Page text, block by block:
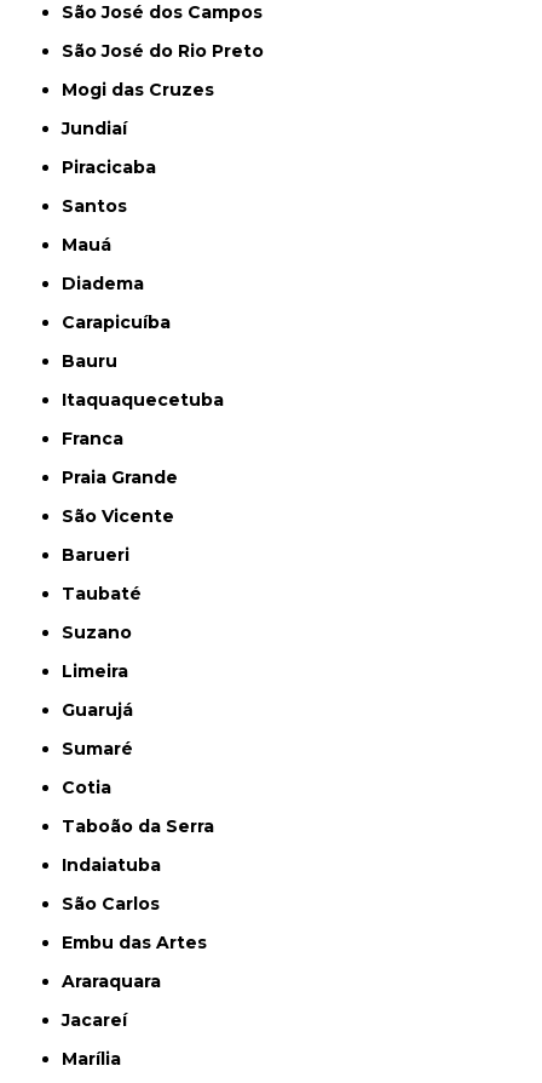
São José dos Campos
São José do Rio Preto
Mogi das Cruzes
Jundiaí
Piracicaba
Santos
Mauá
Diadema
Carapicuíba
Bauru
Itaquaquecetuba
Franca
Praia Grande
São Vicente
Barueri
Taubaté
Suzano
Limeira
Guarujá
Sumaré
Cotia
Taboão da Serra
Indaiatuba
São Carlos
Embu das Artes
Araraquara
Jacareí
Marília